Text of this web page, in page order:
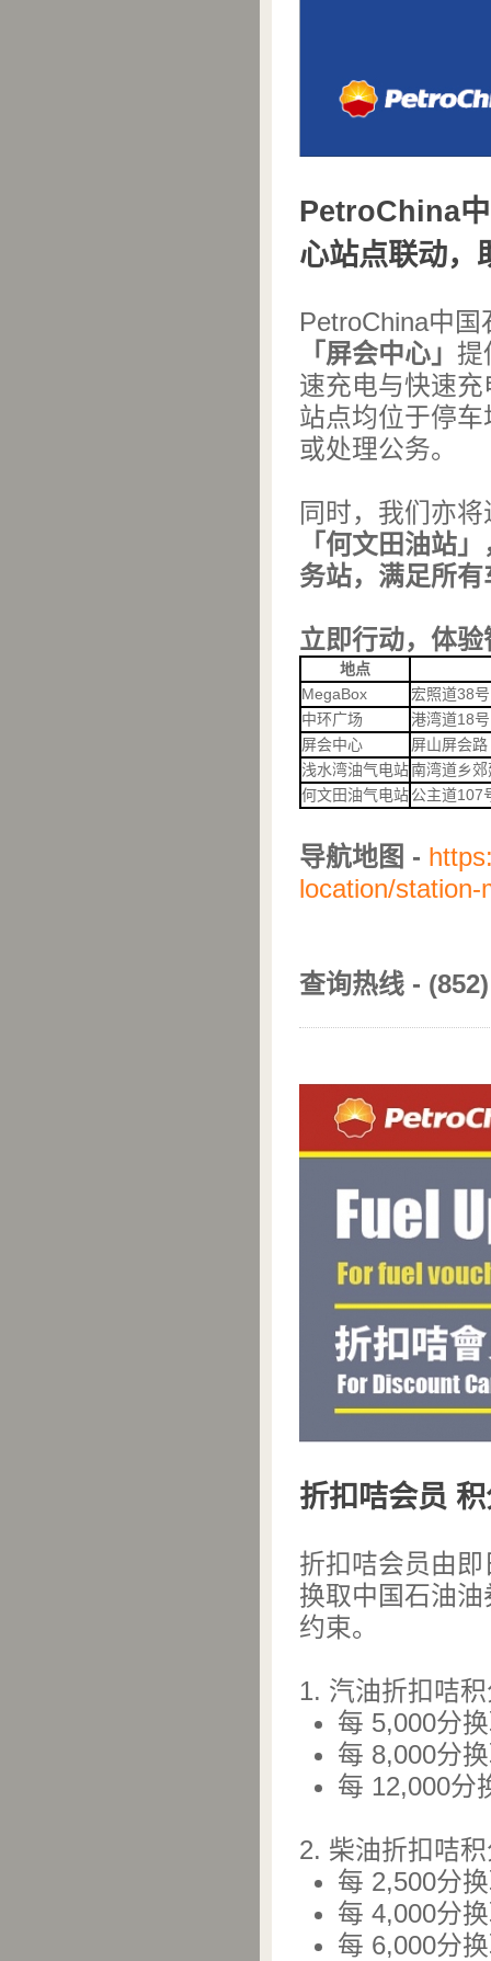
PetroChina
心站点联动，
PetroChina中
「屏会中心」 提
速充电与快速
站点均位于停
或处理公务。
同时，我们亦
「何文田油站
务站，满足所
立即行动，体
地点
MegaBox
宏照道38
中环广场
港湾道18
屏会中心
屏山屏会
浅水湾油气电站南湾道乡
何文田油气电站公主道107
导航地图 -
location/station-
查询热线 -
折扣咭会员
折扣咭会员由
换取中国石油
约束。
1. 汽油折扣咭
每 5,000分
每 8,000分
每 12,000分
2. 柴油折扣咭
每 2,500分
每 4,000分
每 6,000分